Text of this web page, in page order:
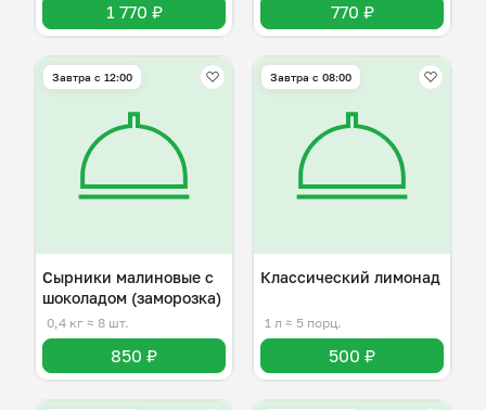
1 770 ₽ 770 ₽
Завтра c 12:00
Сырники малиновые с
шоколадом (заморозка)
0,4 кг ≈ 8 шт.
850 ₽
Завтра c 08:00
Классический лимонад
1 л ≈ 5 порц.
500 ₽